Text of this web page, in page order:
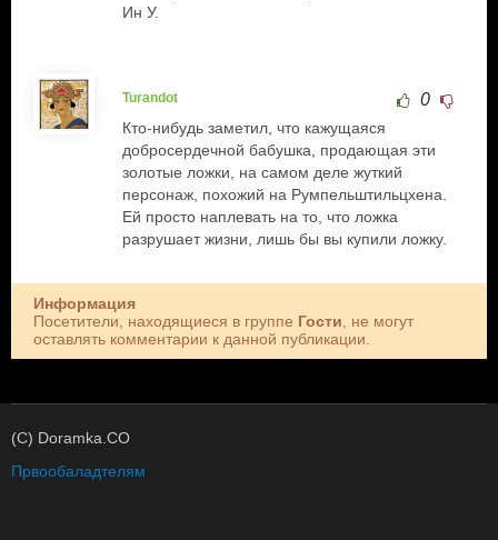
Ин У.
Turandot 0
Кто-нибудь заметил, что кажущаяся
добросердечной бабушка, продающая эти
золотые ложки, на самом деле жуткий
персонаж, похожий на Румпельштильцхена.
Ей просто наплевать на то, что ложка
разрушает жизни, лишь бы вы купили ложку.
Информация
Посетители, находящиеся в группе Гости , не могут
оставлять комментарии к данной публикации.
(C) Doramka.CO
Првообаладтелям